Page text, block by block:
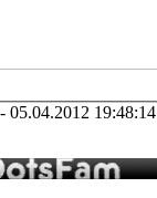
05.04.2012 19:48:14